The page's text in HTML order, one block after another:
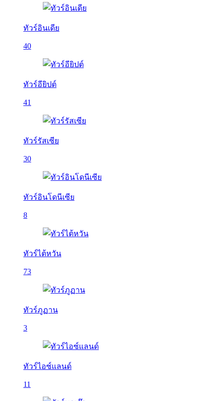
ทัวร์อินเดีย
40
ทัวร์อียิปต์
41
ทัวร์รัสเซีย
30
ทัวร์อินโดนีเซีย
8
ทัวร์ไต้หวัน
73
ทัวร์ภูฏาน
3
ทัวร์ไอซ์แลนด์
11